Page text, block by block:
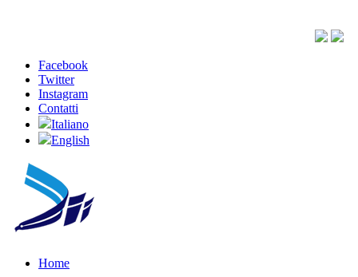
Facebook
Twitter
Instagram
Contatti
Italiano
English
Home